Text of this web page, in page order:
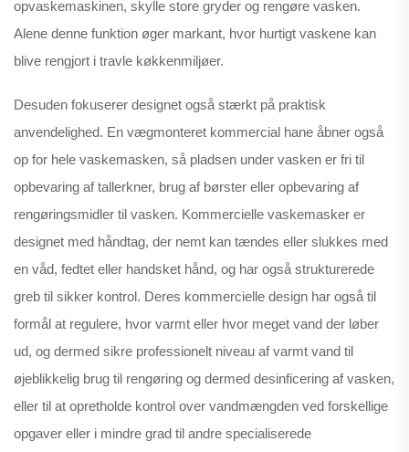
opvaskemaskinen, skylle store gryder og rengøre vasken.
Alene denne funktion øger markant, hvor hurtigt vaskene kan
blive rengjort i travle køkkenmiljøer.
Desuden fokuserer designet også stærkt på praktisk
anvendelighed. En vægmonteret kommercial hane åbner også
op for hele vaskemasken, så pladsen under vasken er fri til
opbevaring af tallerkner, brug af børster eller opbevaring af
rengøringsmidler til vasken. Kommercielle vaskemasker er
designet med håndtag, der nemt kan tændes eller slukkes med
en våd, fedtet eller handsket hånd, og har også strukturerede
greb til sikker kontrol. Deres kommercielle design har også til
formål at regulere, hvor varmt eller hvor meget vand der løber
ud, og dermed sikre professionelt niveau af varmt vand til
øjeblikkelig brug til rengøring og dermed desinficering af vasken,
eller til at opretholde kontrol over vandmængden ved forskellige
opgaver eller i mindre grad til andre specialiserede